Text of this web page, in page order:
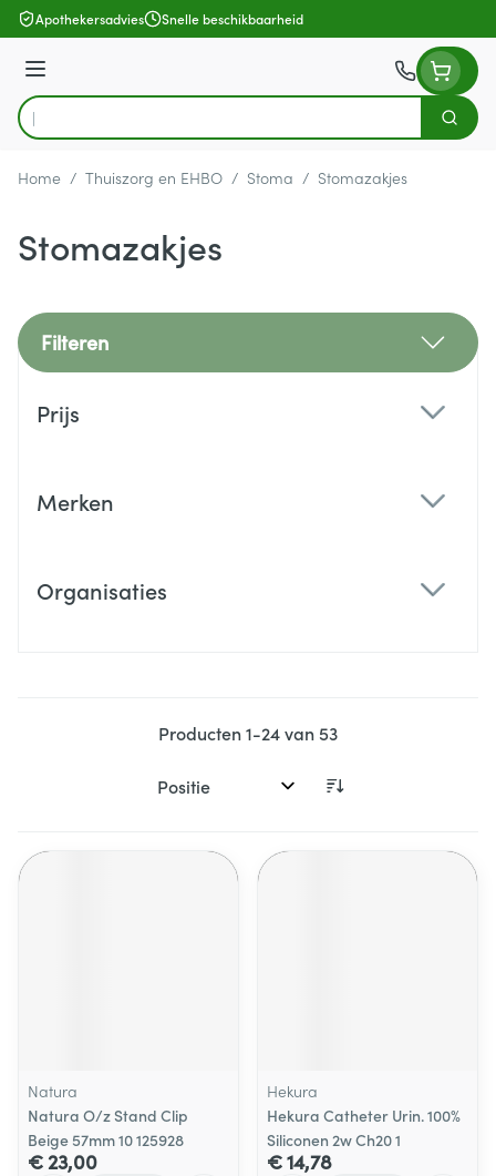
Ga naar de inhoud
Apothekersadvies Snelle beschikbaarheid
Menu
Product, merk, categorie...
Zoek
Home / Thuiszorg en EHBO / Stoma / Stomazakjes
Stomazakjes
Filteren
Prijs
Merken
Organisaties
Producten1-24van53
Sorteer op:
Natura
Natura O/z Stand Clip
Beige 57mm 10 125928
€ 23,00
Hekura
Hekura Catheter Urin. 100%
Siliconen 2w Ch20 1
€ 14,78